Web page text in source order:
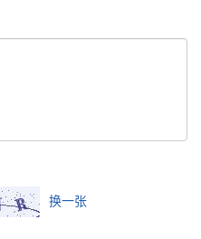
换一张